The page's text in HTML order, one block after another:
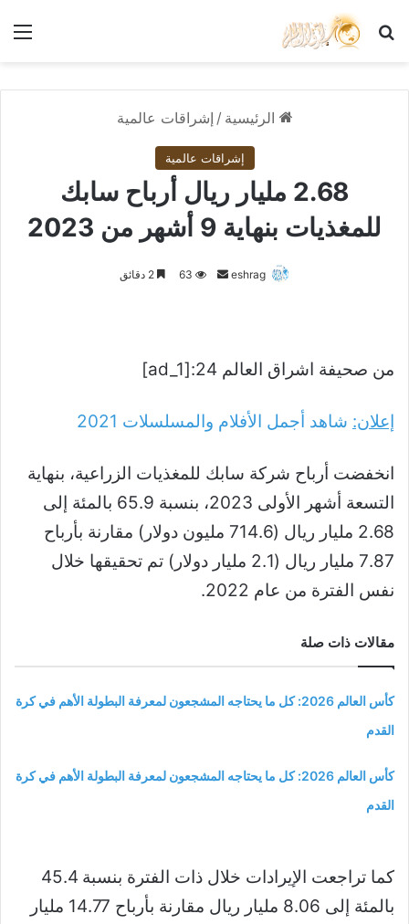
بحث عن
الرئيسية / إشراقات عالمية
إشراقات عالمية
2.68 مليار ريال أرباح سابك
للمغذيات بنهاية 9 أشهر من 2023
eshrag
أرسل 63
من صحيفة اشراق العالم 24:[ad_1]
إعلان: شاهد أجمل الأفلام والمسلسلات 2021
انخفضت أرباح شركة سابك للمغذيات الزراعية، بنهاية
التسعة أشهر الأولى 2023، بنسبة 65.9 بالمئة إلى
2.68 مليار ريال (714.6 مليون دولار) مقارنة بأرباح
7.87 مليار ريال (2.1 مليار دولار) تم تحقيقها خلال
نفس الفترة من عام 2022.
مقالات ذات صلة
كأس العالم 2026: كل ما يحتاجه المشجعون لمعرفة البطولة الأهم في كرة
القدم
كأس العالم 2026: كل ما يحتاجه المشجعون لمعرفة البطولة الأهم في كرة
القدم
كما تراجعت الإيرادات خلال ذات الفترة بنسبة 45.4
بالمئة إلى 8.06 مليار ريال مقارنة بأرباح 14.77 مليار